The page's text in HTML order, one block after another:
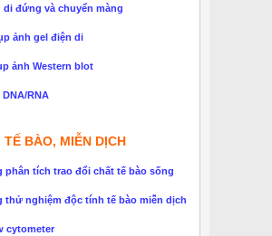
di đứng và chuyển màng
ảnh gel điện di
ảnh Western blot
DNA/RNA
TẾ BÀO, MIỄN DỊCH
phân tích trao đổi chất tế bào sống
thử nghiệm độc tính tế bào miễn dịch
cytometer